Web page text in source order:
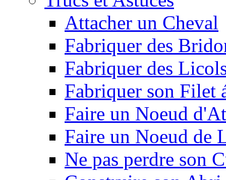
Attacher un Cheval
Fabriquer des
Fabriquer des
Fabriquer son Filet
Faire un Noeud
Faire un Noeud de
Ne pas perdre son